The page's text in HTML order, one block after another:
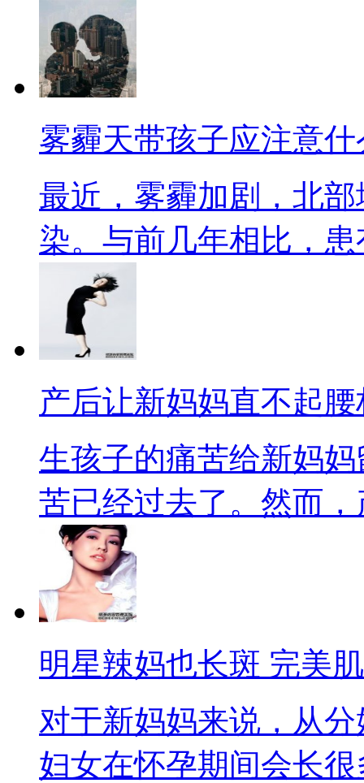
雾霾天带孩子应注意
最近，雾霾加剧，北
染。与前几年相比，患
产后让新妈妈直不起腰
生孩子的痛苦给新妈
苦已经过去了。然而，
明星辣妈也长斑 完美
对于新妈妈来说，从
妇女在怀孕期间会长很